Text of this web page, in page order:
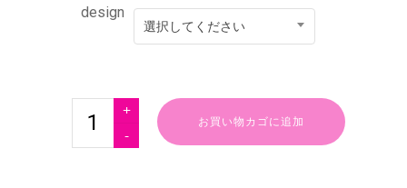
design
選択してください
お買い物カゴに追加